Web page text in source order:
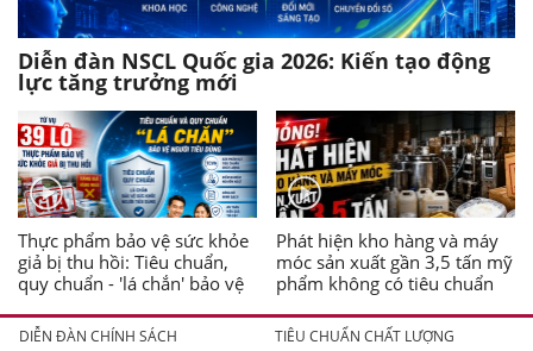
Diễn đàn NSCL Quốc gia 2026: Kiến tạo động
lực tăng trưởng mới
Thực phẩm bảo vệ sức khỏe
giả bị thu hồi: Tiêu chuẩn,
quy chuẩn - 'lá chắn' bảo vệ
Phát hiện kho hàng và máy
móc sản xuất gần 3,5 tấn mỹ
phẩm không có tiêu chuẩn
DIỄN ĐÀN CHÍNH SÁCH TIÊU CHUẨN CHẤT LƯỢNG